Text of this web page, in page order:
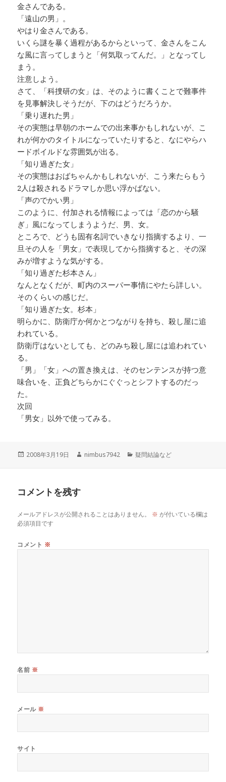
金さんである。
「遠山の男」。
やはり金さんである。
いくら謎を暴く過程があるからといって、金さんをこん
な風に言ってしまうと「何気取ってんだ。」となってし
まう。
注意しよう。
さて、「科捜研の女」は、そのように書くことで難事件
を見事解決しそうだが、下のはどうだろうか。
「乗り遅れた男」
その実態は早朝のホームでの出来事かもしれないが、こ
れが何かのタイトルになっていたりすると、なにやらハ
ードボイルドな雰囲気が出る。
「知り過ぎた女」
その実態はおばちゃんかもしれないが、こう来たらもう
2人は殺されるドラマしか思い浮かばない。
「声のでかい男」
このように、付加される情報によっては「恋のから騒
ぎ」風になってしまうようだ、男、女。
ところで、どうも固有名詞でいきなり指摘するより、一
旦その人を「男女」で表現してから指摘すると、その深
みが増すような気がする。
「知り過ぎた杉本さん」
なんとなくだが、町内のスーパー事情にやたら詳しい。
そのくらいの感じだ。
「知り過ぎた女。杉本」
明らかに、防衛庁か何かとつながりを持ち、殺し屋に追
われている。
防衛庁はないとしても、どのみち殺し屋には追われてい
る。
「男」「女」への置き換えは、そのセンテンスが持つ意
味合いを、正負どちらかにぐぐっとシフトするのだっ
た。
次回
「男女」以外で使ってみる。
投
2008年3月19日
作
nimbus7942
カ
疑問結論など
コメントを残す
メールアドレスが公開されることはありません。 ※ が付いている欄は
必須項目です
コメント ※
名前 ※
メール ※
サイト